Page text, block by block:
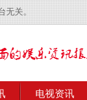
无关。
电视资讯